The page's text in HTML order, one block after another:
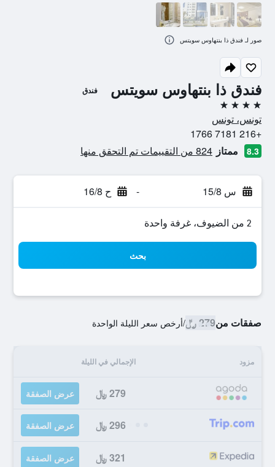
فندق ذا بنتهاوس سويتس فندق
4 نجوم
تونس، تونس
+216 7181 1766
8.3 ممتاز 824 من التقييمات تم التحقق منها
س 15/8 - ح 16/8
2 من الضيوف، غرفة واحدة
بحث
صفقات من279 ﷼ /أرخص سعر الليلة الواحدة
مزود الإجمالي في الليلة
279 ﷼ عرض الصفقة
296 ﷼ عرض الصفقة
321 ﷼ عرض الصفقة
صور لـ فندق ذا بنتهاوس سويتس